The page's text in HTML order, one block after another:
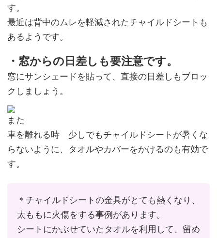
す。
最近は背中のムレを軽減されたチャイルドシートも
あるようです。
・窓からの日差しも要注意です。
窓にサンシェードを貼って、直接の日差しもブロッ
クしましょう。
また
車を離れる時 少しでもチャイルドシートが暑くな
らないように、タオルやカバーをかけるのも有効で
す。
＊チャイルドシートの金具がとても熱くなり、
太ももに火傷をする事例があります。
シートにかぶせていたタオルを利用して、留め